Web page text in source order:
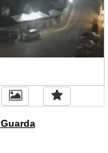
Guarda